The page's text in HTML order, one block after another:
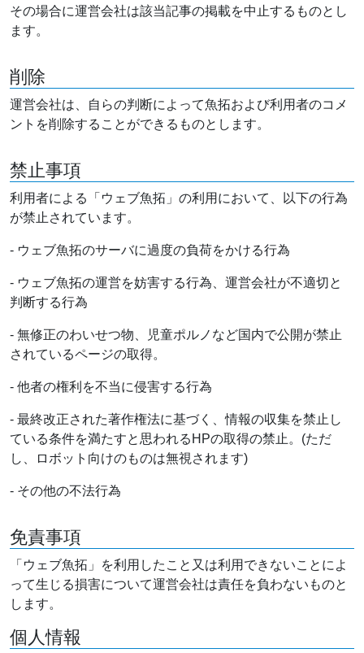
その場合に運営会社は該当記事の掲載を中止するものとし
ます。
削除
運営会社は、自らの判断によって魚拓および利用者のコメ
ントを削除することができるものとします。
禁止事項
利用者による「ウェブ魚拓」の利用において、以下の行為
が禁止されています。
- ウェブ魚拓のサーバに過度の負荷をかける行為
- ウェブ魚拓の運営を妨害する行為、運営会社が不適切と
判断する行為
- 無修正のわいせつ物、児童ポルノなど国内で公開が禁止
されているページの取得。
- 他者の権利を不当に侵害する行為
- 最終改正された著作権法に基づく、情報の収集を禁止し
ている条件を満たすと思われるHPの取得の禁止。(ただ
し、ロボット向けのものは無視されます)
- その他の不法行為
免責事項
「ウェブ魚拓」を利用したこと又は利用できないことによ
って生じる損害について運営会社は責任を負わないものと
します。
個人情報